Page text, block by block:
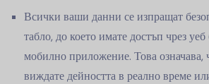
Всички ваши данни се изпращат
табло, до което имате достъп чрез
мобилно приложение. Това означава,
виждате дейността в реално време